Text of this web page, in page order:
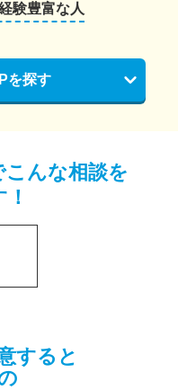
験豊富な人
を探す
んな相談を
すると